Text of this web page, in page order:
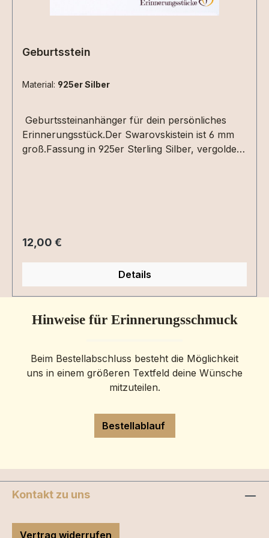
Geburtsstein
Material: 925er Silber
Geburtssteinanhänger für dein persönliches
Erinnerungsstück.Der Swarovskistein ist 6 mm
groß.Fassung in 925er Sterling Silber, vergoldet
Regulärer Preis:
12,00 €
Details
Hinweise für Erinnerungsschmuck
Beim Bestellabschluss besteht die Möglichkeit
uns in einem größeren Textfeld deine Wünsche
mitzuteilen.
Bestellablauf
Kontakt zu uns
Vertrag widerrufen